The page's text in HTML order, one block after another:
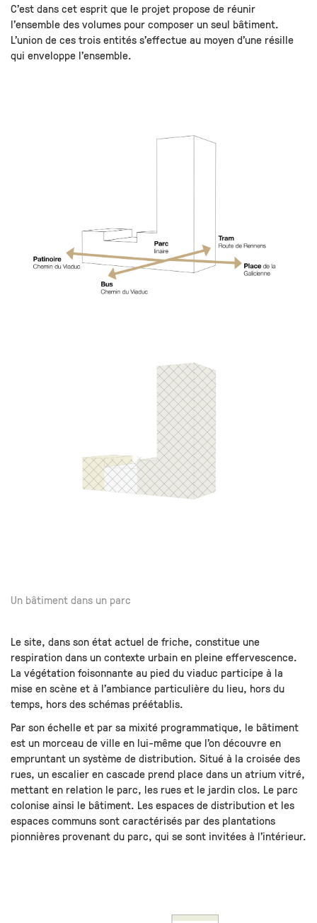
C’est dans cet esprit que le projet propose de réunir
l’ensemble des volumes pour composer un seul bâtiment.
L’union de ces trois entités s’effectue au moyen d’une résille
qui enveloppe l’ensemble.
Un bâtiment dans un parc
Le site, dans son état actuel de friche, constitue une
respiration dans un contexte urbain en pleine effervescence.
La végétation foisonnante au pied du viaduc participe à la
mise en scène et à l’ambiance particulière du lieu, hors du
temps, hors des schémas préétablis.
Par son échelle et par sa mixité programmatique, le bâtiment
est un morceau de ville en lui-même que l’on découvre en
empruntant un système de distribution. Situé à la croisée des
rues, un escalier en cascade prend place dans un atrium vitré,
mettant en relation le parc, les rues et le jardin clos. Le parc
colonise ainsi le bâtiment. Les espaces de distribution et les
espaces communs sont caractérisés par des plantations
pionnières provenant du parc, qui se sont invitées à l’intérieur.